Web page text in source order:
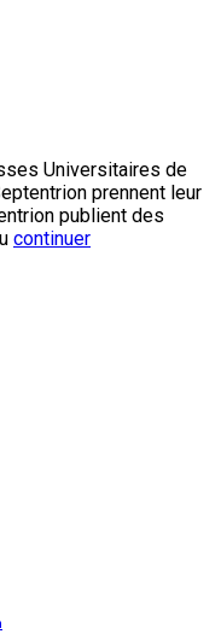
Universitaires de
prennent leur
publient des
continuer